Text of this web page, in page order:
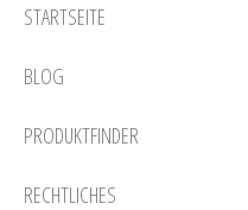
STARTSEITE
BLOG
PRODUKTFINDER
RECHTLICHES